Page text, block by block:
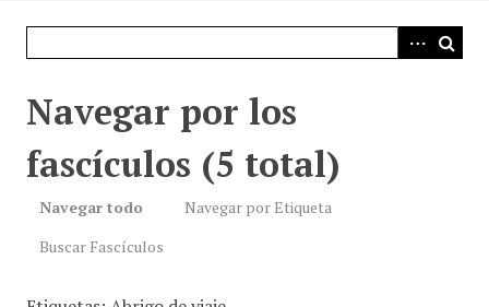
Navegar por los
fascículos (5 total)
Navegar todo
Navegar por Etiqueta
Buscar Fascículos